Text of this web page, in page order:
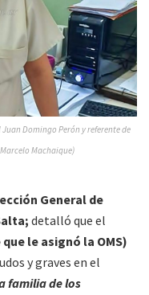
Domingo Perón y referente de
Machaique)
General de
detalló que el
le asignó la OMS)
y graves en el
familia de los